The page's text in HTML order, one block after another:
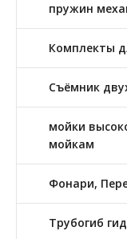
пружин
Комплекты
Съёмник
мойки
мойкам
Фонари,
Трубогиб